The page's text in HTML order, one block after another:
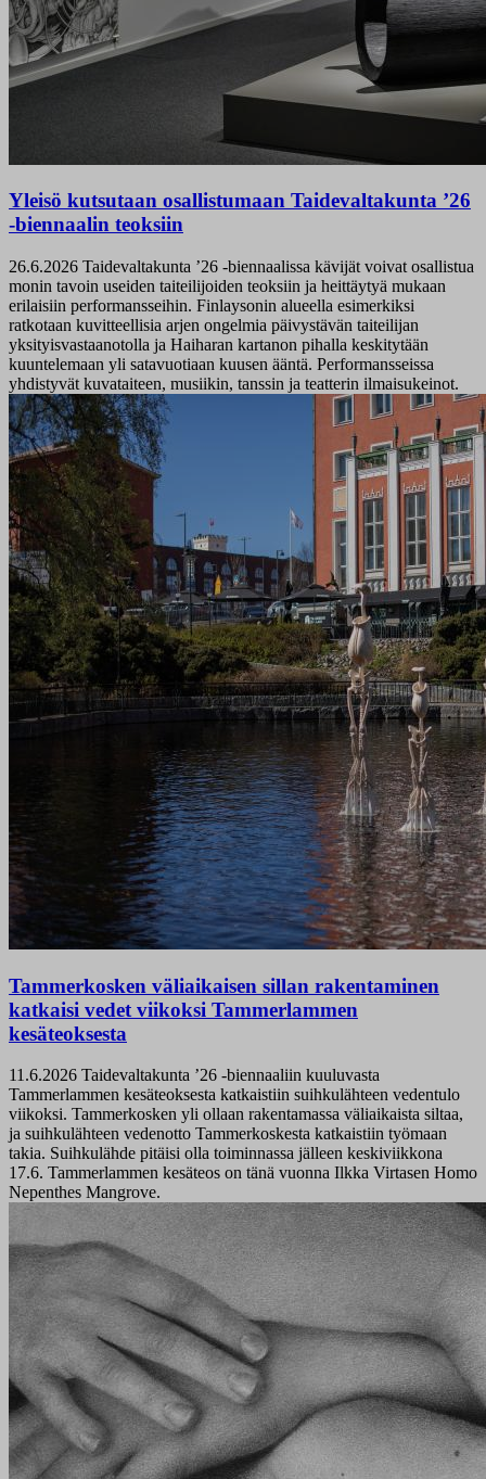
Yleisö kutsutaan osallistumaan Taidevaltakunta ’26
-biennaalin teoksiin
26.6.2026 Taidevaltakunta ’26 -biennaalissa kävijät voivat osallistua
monin tavoin useiden taiteilijoiden teoksiin ja heittäytyä mukaan
erilaisiin performansseihin. Finlaysonin alueella esimerkiksi
ratkotaan kuvitteellisia arjen ongelmia päivystävän taiteilijan
yksityisvastaanotolla ja Haiharan kartanon pihalla keskitytään
kuuntelemaan yli satavuotiaan kuusen ääntä. Performansseissa
yhdistyvät kuvataiteen, musiikin, tanssin ja teatterin ilmaisukeinot.
Tammerkosken väliaikaisen sillan rakentaminen
katkaisi vedet viikoksi Tammerlammen
kesäteoksesta
11.6.2026 Taidevaltakunta ’26 -biennaaliin kuuluvasta
Tammerlammen kesäteoksesta katkaistiin suihkulähteen vedentulo
viikoksi. Tammerkosken yli ollaan rakentamassa väliaikaista siltaa,
ja suihkulähteen vedenotto Tammerkoskesta katkaistiin työmaan
takia. Suihkulähde pitäisi olla toiminnassa jälleen keskiviikkona
17.6. Tammerlammen kesäteos on tänä vuonna Ilkka Virtasen Homo
Nepenthes Mangrove.